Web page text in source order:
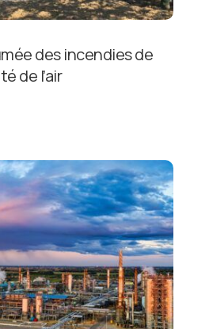
des incendies de
de l’air